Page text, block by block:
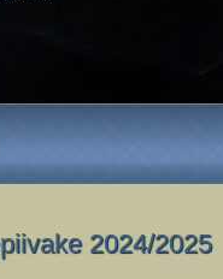
2024/2025